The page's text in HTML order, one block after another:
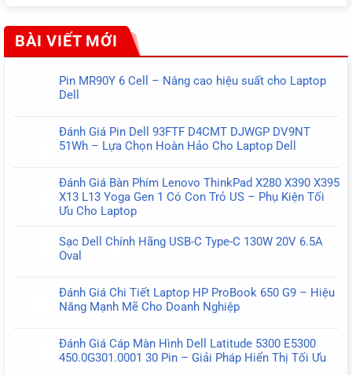
BÀI VIẾT MỚI
Pin MR90Y 6 Cell – Nâng cao hiệu suất cho Laptop
Dell
bình
luận
Pin
MR90Y
6
–
Nâng
cao
suất
cho
Đánh Giá Pin Dell 93FTF D4CMT DJWGP DV9NT
51Wh – Lựa Chọn Hoàn Hảo Cho Laptop Dell
bình
luận
ở
Giá
Pin
93FTF
D4CMT
DJWGP
51Wh
–
Đánh Giá Bàn Phím Lenovo ThinkPad X280 X390 X395
X13 L13 Yoga Gen 1 Có Con Trỏ US – Phụ Kiện Tối
Ưu Cho Laptop
có
bình
Đánh
Giá
Phím
Lenovo
ThinkPad
Sạc Dell Chính Hãng USB-C Type-C 130W 20V 6.5A
Oval
bình
luận
Sạc
Dell
Đánh Giá Chi Tiết Laptop HP ProBook 650 G9 – Hiệu
Năng Mạnh Mẽ Cho Doanh Nghiệp
bình
luận
Đánh Giá Cáp Màn Hình Dell Latitude 5300 E5300
450.0G301.0001 30 Pin – Giải Pháp Hiển Thị Tối Ưu